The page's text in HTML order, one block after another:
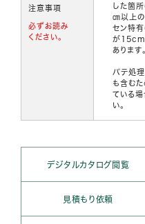
注意事項
必ずお読み
ください。
した箇
㎝以上の
セン特
が15cm
あります。
パテ処
も含む
ている場
い。
デジタルカタログ閲覧
見積もり依頼